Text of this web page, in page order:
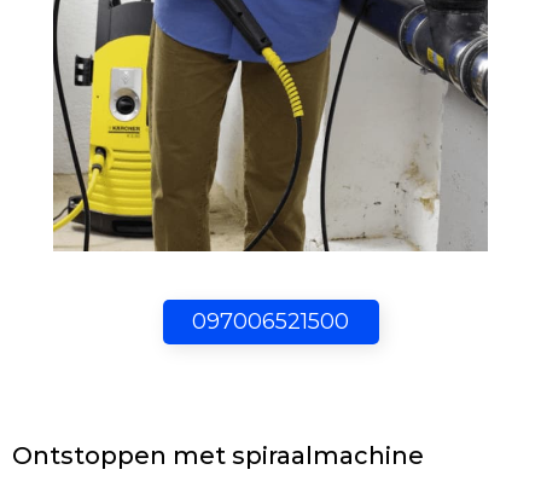
097006521500
Ontstoppen met spiraalmachine